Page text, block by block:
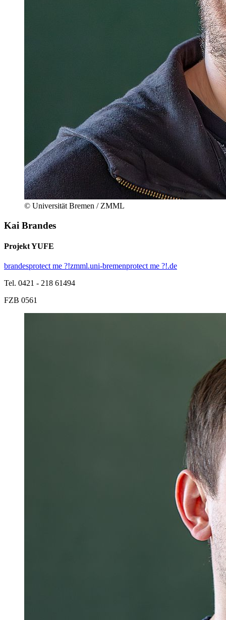
© Universität Bremen / ZMML
Kai Brandes
Projekt YUFE
brandesprotect me ?!zmml.uni-bremenprotect me ?!.de
Tel. 0421 - 218 61494
FZB 0561